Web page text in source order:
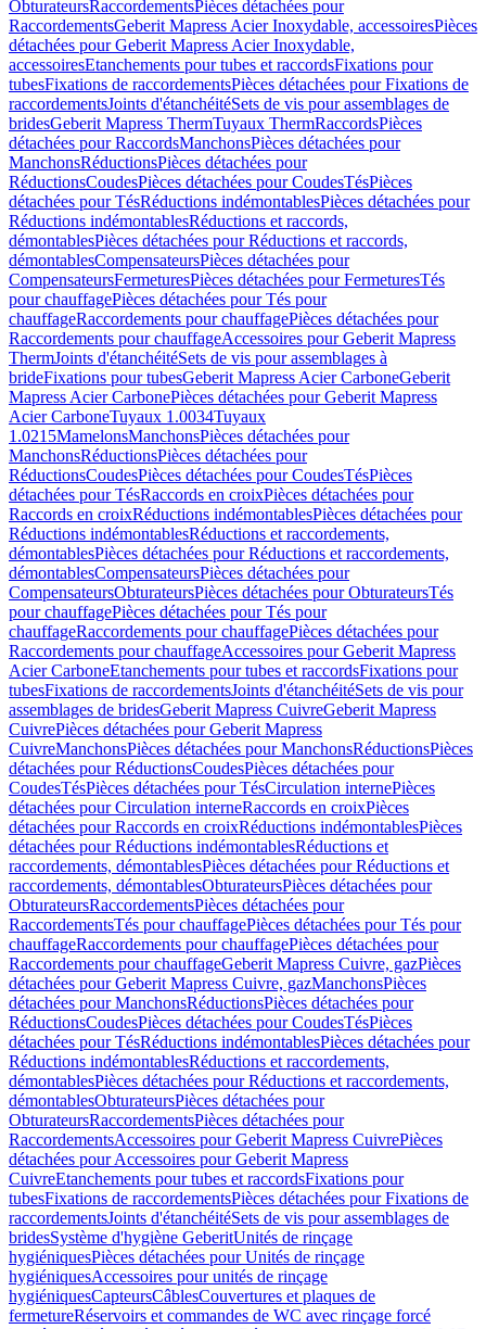
ObturateursRaccordementsPièces détachées pour
RaccordementsGeberit Mapress Acier Inoxydable, accessoiresPièces
détachées pour Geberit Mapress Acier Inoxydable,
accessoiresEtanchements pour tubes et raccordsFixations pour
tubesFixations de raccordementsPièces détachées pour Fixations de
raccordementsJoints d'étanchéitéSets de vis pour assemblages de
bridesGeberit Mapress ThermTuyaux ThermRaccordsPièces
détachées pour RaccordsManchonsPièces détachées pour
ManchonsRéductionsPièces détachées pour
RéductionsCoudesPièces détachées pour CoudesTésPièces
détachées pour TésRéductions indémontablesPièces détachées pour
Réductions indémontablesRéductions et raccords,
démontablesPièces détachées pour Réductions et raccords,
démontablesCompensateursPièces détachées pour
CompensateursFermeturesPièces détachées pour FermeturesTés
pour chauffagePièces détachées pour Tés pour
chauffageRaccordements pour chauffagePièces détachées pour
Raccordements pour chauffageAccessoires pour Geberit Mapress
ThermJoints d'étanchéitéSets de vis pour assemblages à
brideFixations pour tubesGeberit Mapress Acier CarboneGeberit
Mapress Acier CarbonePièces détachées pour Geberit Mapress
Acier CarboneTuyaux 1.0034Tuyaux
1.0215MamelonsManchonsPièces détachées pour
ManchonsRéductionsPièces détachées pour
RéductionsCoudesPièces détachées pour CoudesTésPièces
détachées pour TésRaccords en croixPièces détachées pour
Raccords en croixRéductions indémontablesPièces détachées pour
Réductions indémontablesRéductions et raccordements,
démontablesPièces détachées pour Réductions et raccordements,
démontablesCompensateursPièces détachées pour
CompensateursObturateursPièces détachées pour ObturateursTés
pour chauffagePièces détachées pour Tés pour
chauffageRaccordements pour chauffagePièces détachées pour
Raccordements pour chauffageAccessoires pour Geberit Mapress
Acier CarboneEtanchements pour tubes et raccordsFixations pour
tubesFixations de raccordementsJoints d'étanchéitéSets de vis pour
assemblages de bridesGeberit Mapress CuivreGeberit Mapress
CuivrePièces détachées pour Geberit Mapress
CuivreManchonsPièces détachées pour ManchonsRéductionsPièces
détachées pour RéductionsCoudesPièces détachées pour
CoudesTésPièces détachées pour TésCirculation internePièces
détachées pour Circulation interneRaccords en croixPièces
détachées pour Raccords en croixRéductions indémontablesPièces
détachées pour Réductions indémontablesRéductions et
raccordements, démontablesPièces détachées pour Réductions et
raccordements, démontablesObturateursPièces détachées pour
ObturateursRaccordementsPièces détachées pour
RaccordementsTés pour chauffagePièces détachées pour Tés pour
chauffageRaccordements pour chauffagePièces détachées pour
Raccordements pour chauffageGeberit Mapress Cuivre, gazPièces
détachées pour Geberit Mapress Cuivre, gazManchonsPièces
détachées pour ManchonsRéductionsPièces détachées pour
RéductionsCoudesPièces détachées pour CoudesTésPièces
détachées pour TésRéductions indémontablesPièces détachées pour
Réductions indémontablesRéductions et raccordements,
démontablesPièces détachées pour Réductions et raccordements,
démontablesObturateursPièces détachées pour
ObturateursRaccordementsPièces détachées pour
RaccordementsAccessoires pour Geberit Mapress CuivrePièces
détachées pour Accessoires pour Geberit Mapress
CuivreEtanchements pour tubes et raccordsFixations pour
tubesFixations de raccordementsPièces détachées pour Fixations de
raccordementsJoints d'étanchéitéSets de vis pour assemblages de
bridesSystème d'hygiène GeberitUnités de rinçage
hygiéniquesPièces détachées pour Unités de rinçage
hygiéniquesAccessoires pour unités de rinçage
hygiéniquesCapteursCâblesCouvertures et plaques de
fermetureRéservoirs et commandes de WC avec rinçage forcé